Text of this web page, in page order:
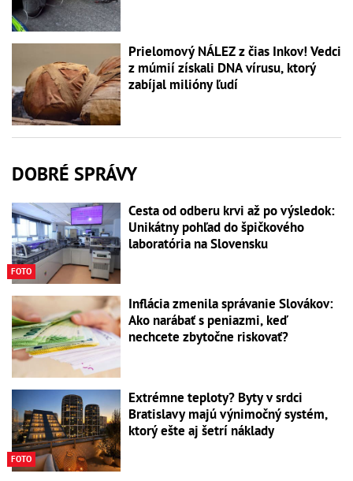
Prielomový NÁLEZ z čias Inkov! Vedci
z múmií získali DNA vírusu, ktorý
zabíjal milióny ľudí
DOBRÉ SPRÁVY
FOTO
Cesta od odberu krvi až po výsledok:
Unikátny pohľad do špičkového
laboratória na Slovensku
Inflácia zmenila správanie Slovákov:
Ako narábať s peniazmi, keď
nechcete zbytočne riskovať?
FOTO
Extrémne teploty? Byty v srdci
Bratislavy majú výnimočný systém,
ktorý ešte aj šetrí náklady